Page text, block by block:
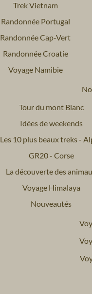
Trek Vietnam
Randonnée Portugal
Randonnée Cap-Vert
Randonnée Croatie
Voyage Namibie
Tour du mont Blanc
Idées de weekends
Les 10 plus beaux treks -
GR20 - Corse
La découverte des
Voyage Himalaya
Nouveautés